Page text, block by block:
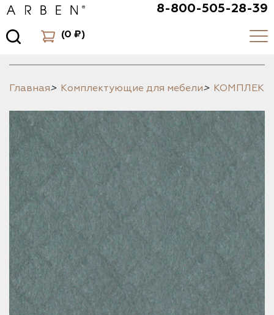
8-800-505-28-39
(0 ₽)
Главная> Комплектующие для мебели>